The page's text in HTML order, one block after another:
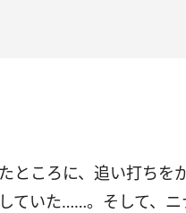
ところに、追い打ちを
ていた……。そして、ニ